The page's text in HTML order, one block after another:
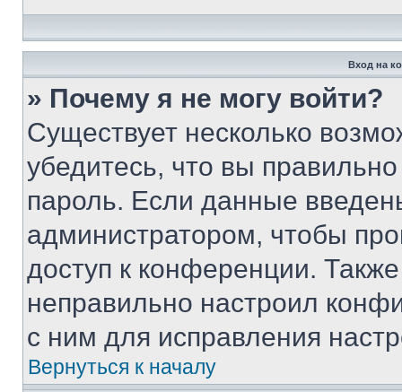
Вход на
» Почему я не могу войти?
Существует несколько
убедитесь, что вы
пароль. Если данные
администратором, чтобы
доступ к конференции.
неправильно настроил
с ним для исправления
Вернуться к началу